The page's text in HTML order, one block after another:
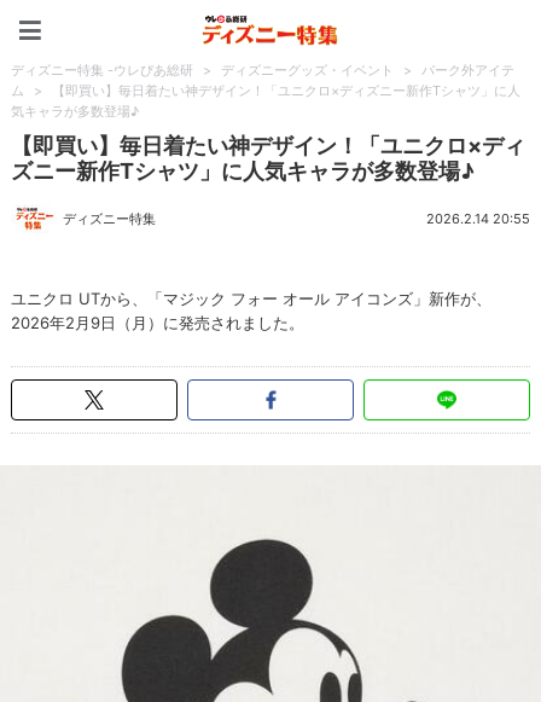
ディズニー特集 -ウレぴあ総研 > ディズニーグッズ・イベント >
パーク外アイテ
ム
>
【即買い】毎日着たい神デザイン！「ユニクロ×ディズニー新作Tシャツ」に人
気キャラが多数登場♪
【即買い】毎日着たい神デザイン！「ユニクロ×ディ
ズニー新作Tシャツ」に人気キャラが多数登場♪
ディズニー特集 2026.2.14 20:55
ユニクロ UTから、「マジック フォー オール アイコンズ」新作が、
2026年2月9日（月）に発売されました。